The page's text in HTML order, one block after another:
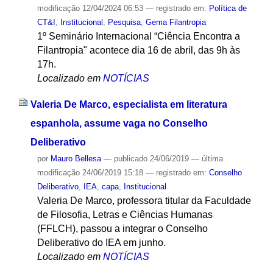
modificação12/04/2024 06:53 — registrado em: Política de
CT&I , Institucional , Pesquisa, Gema Filantropia
1º Seminário Internacional “Ciência Encontra a
Filantropia" acontece dia 16 de abril, das 9h às
17h.
Localizado em NOTÍCIAS
Valeria De Marco, especialista em literatura
espanhola, assume vaga no Conselho
Deliberativo
por Mauro Bellesa — publicado24/06/2019 — última
modificação24/06/2019 15:18 — registrado em: Conselho
Deliberativo, IEA, capa, Institucional
Valeria De Marco, professora titular da Faculdade
de Filosofia, Letras e Ciências Humanas
(FFLCH), passou a integrar o Conselho
Deliberativo do IEA em junho.
Localizado em NOTÍCIAS